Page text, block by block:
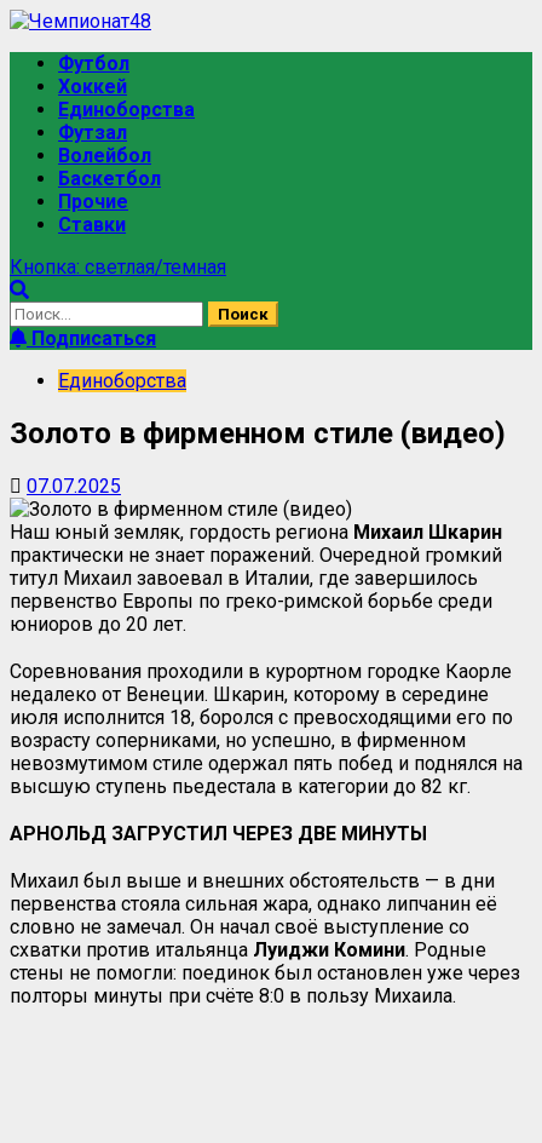
Футбол
Хоккей
Единоборства
Футзал
Волейбол
Баскетбол
Прочие
Ставки
Кнопка: светлая/темная
Подписаться
Единоборства
Золото в фирменном стиле (видео)
07.07.2025
Наш юный земляк, гордость региона Михаил Шкарин
практически не знает поражений. Очередной громкий
титул Михаил завоевал в Италии, где завершилось
первенство Европы по греко-римской борьбе среди
юниоров до 20 лет.
Соревнования проходили в курортном городке Каорле
недалеко от Венеции. Шкарин, которому в середине
июля исполнится 18, боролся с превосходящими его по
возрасту соперниками, но успешно, в фирменном
невозмутимом стиле одержал пять побед и поднялся на
высшую ступень пьедестала в категории до 82 кг.
АРНОЛЬД ЗАГРУСТИЛ ЧЕРЕЗ ДВЕ МИНУТЫ
Михаил был выше и внешних обстоятельств — в дни
первенства стояла сильная жара, однако липчанин её
словно не замечал. Он начал своё выступление со
схватки против итальянца Луиджи Комини. Родные
стены не помогли: поединок был остановлен уже через
полторы минуты при счёте 8:0 в пользу Михаила.